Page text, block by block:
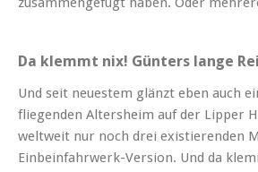
Da klemmt nix! Günters lange
Und seit neuestem glänzt eben auch
fliegenden Altersheim auf der Lipper
weltweit nur noch drei existierenden
Einbeinfahrwerk-Version. Und da